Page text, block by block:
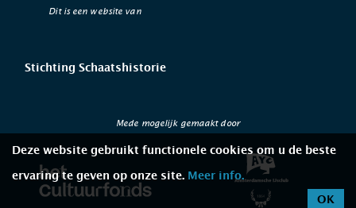
Dit is een website van
Stichting Schaatshistorie
Mede mogelijk gemaakt door
Deze website gebruikt functionele cookies om u de beste
ervaring te geven op onze site. Meer info.
OK